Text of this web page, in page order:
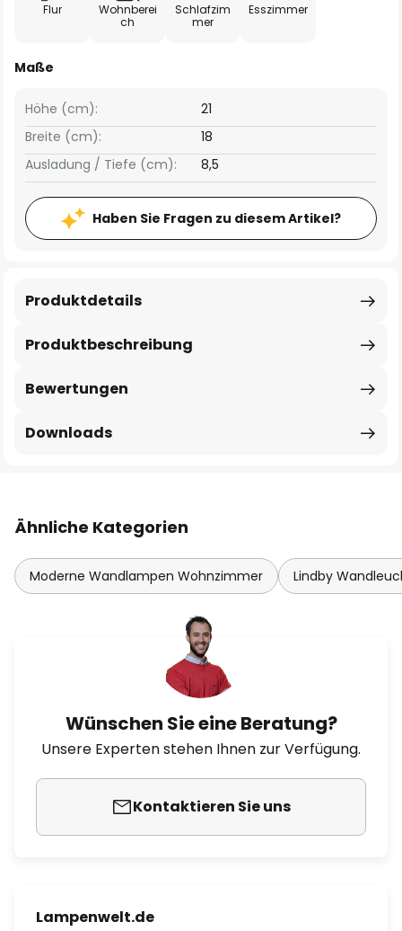
Flur
Wohnberei
ch
Schlafzim
mer
Esszimmer
Maße
Breite (cm): 18
Höhe (cm): 21
Ausladung / Tiefe (cm): 8,5
Haben Sie Fragen zu diesem Artikel?
Produktbeschreibung
Produktdetails
Bewertungen
Downloads
Ähnliche Kategorien
Moderne Wandlampen Wohnzimmer Lindby
Wünschen Sie eine Beratung?
Unsere Experten stehen Ihnen zur Verfügung.
Kontaktieren Sie uns
Lampenwelt.de